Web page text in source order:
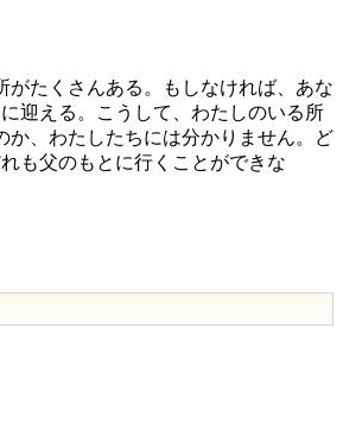
がたくさんある。もしなければ、あな
迎える。こうして、わたしのいる所
か、わたしたちには分かりません。ど
も父のもとに行くことができな